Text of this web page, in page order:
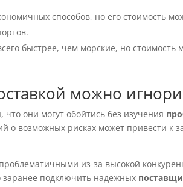
способов, но его стоимость
быстрее, чем морские, но стоимость
можно
они могут обойтись без изучения
о возможных рисках может привести к
из-за высокой
подключить надежных